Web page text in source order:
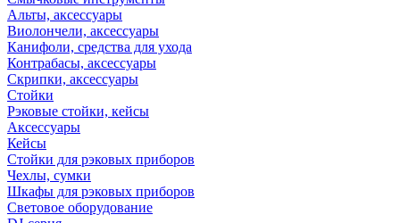
Альты, аксессуары
Виолончели, аксессуары
Канифоли, средства для ухода
Контрабасы, аксессуары
Скрипки, аксессуары
Стойки
Рэковые стойки, кейсы
Аксессуары
Кейсы
Стойки для рэковых приборов
Чехлы, сумки
Шкафы для рэковых приборов
Световое оборудование